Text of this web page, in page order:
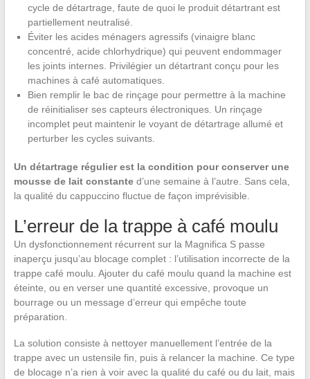
cycle de détartrage, faute de quoi le produit détartrant est
partiellement neutralisé.
Éviter les acides ménagers agressifs (vinaigre blanc
concentré, acide chlorhydrique) qui peuvent endommager
les joints internes. Privilégier un détartrant conçu pour les
machines à café automatiques.
Bien remplir le bac de rinçage pour permettre à la machine
de réinitialiser ses capteurs électroniques. Un rinçage
incomplet peut maintenir le voyant de détartrage allumé et
perturber les cycles suivants.
Un détartrage régulier est la condition pour conserver une
mousse de lait constanted’une semaine à l’autre. Sans cela,
la qualité du cappuccino fluctue de façon imprévisible.
L’erreur de la trappe à café moulu
Un dysfonctionnement récurrent sur la Magnifica S passe
inaperçu jusqu’au blocage complet : l’utilisation incorrecte de la
trappe café moulu. Ajouter du café moulu quand la machine est
éteinte, ou en verser une quantité excessive, provoque un
bourrage ou un message d’erreur qui empêche toute
préparation.
La solution consiste à nettoyer manuellement l’entrée de la
trappe avec un ustensile fin, puis à relancer la machine. Ce type
de blocage n’a rien à voir avec la qualité du café ou du lait, mais